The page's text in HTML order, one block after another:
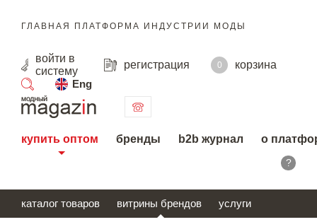
ГЛАВНАЯ ПЛАТФОРМА ИНДУСТРИИ МОДЫ
войти в
систему
регистрация 0
корзина
Eng
поиск
купить оптом бренды b2b журнал о
?
каталог товаров витрины брендов услуги